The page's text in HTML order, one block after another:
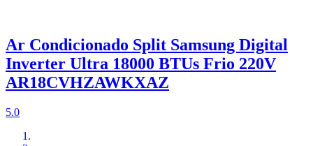
Ar Condicionado Split Samsung Digital
Inverter Ultra 18000 BTUs Frio 220V
AR18CVHZAWKXAZ
5.0